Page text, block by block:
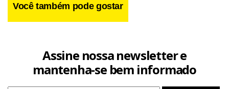
De folga nesta segunda, o elenco do Peixe se reapresenta
Mena não esteve na derrota, por 1 a 0, diante do Ituano,
Você também pode gostar
Assine nossa newsletter e
mantenha-se bem informado